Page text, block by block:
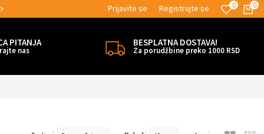
MOGUĆNOST BESPLATNE ISPORUKE! 0
0
Prijavite se Registrujte se
PITANJA
nas
BESPLATNA DOSTAVA!
Za porudžbine preko 1000 RSD